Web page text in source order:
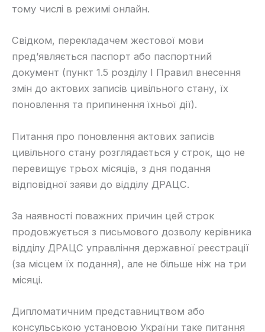
тому числі в режимі онлайн.
​Свідком, перекладачем жестової мови
пред’являється паспорт або паспортний
документ (пункт 1.5 розділу І Правил внесення
змін до актових записів цивільного стану, їх
поновлення та припинення їхньої дії).
​Питання про поновлення актових записів
цивільного стану розглядається у строк, що не
перевищує трьох місяців, з дня подання
відповідної заяви до відділу ДРАЦС.
​За наявності поважних причин цей строк
продовжується з письмового дозволу керівника
відділу ДРАЦС управління державної реєстрації
(за місцем їх подання), але не більше ніж на три
місяці.
​Дипломатичним представництвом або
консульською установою України таке питання